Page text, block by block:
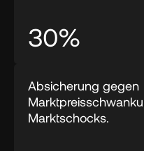
30%
Absicherung gegen
Marktschocks.